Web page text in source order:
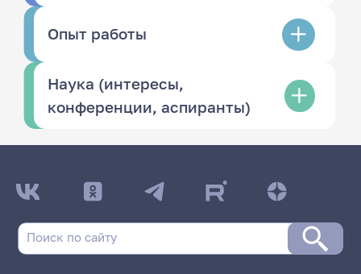
Опыт работы
Наука (интересы,
конференции, аспиранты)